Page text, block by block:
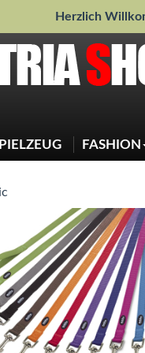
Herzlich
FASHION
Jacken